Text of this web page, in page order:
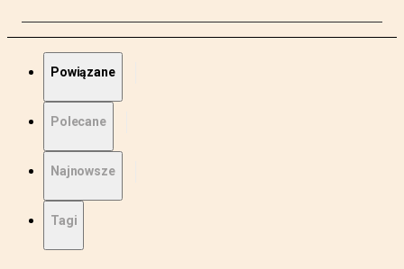
Powiązane
Polecane
Najnowsze
Tagi